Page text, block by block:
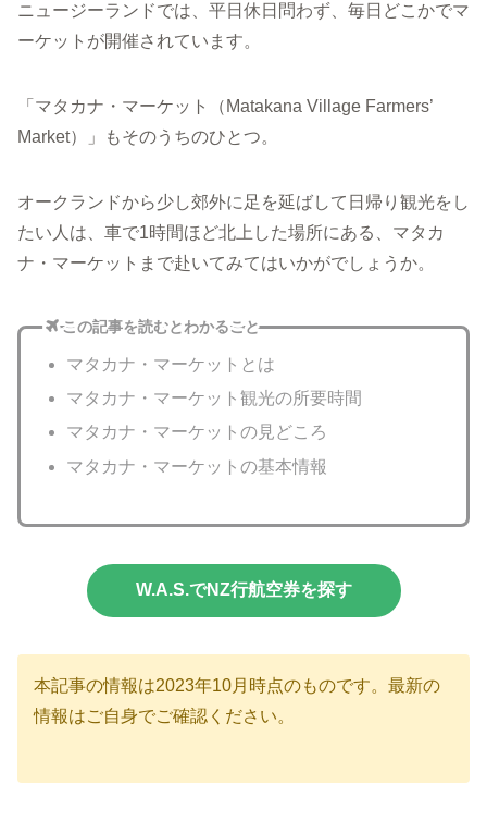
ニュージーランドでは、平日休日問わず、毎日どこかでマ
ーケットが開催されています。
「マタカナ・マーケット（Matakana Village Farmers’
Market）」もそのうちのひとつ。
オークランドから少し郊外に足を延ばして日帰り観光をし
たい人は、車で1時間ほど北上した場所にある、マタカ
ナ・マーケットまで赴いてみてはいかがでしょうか。
この記事を読むとわかること
マタカナ・マーケットとは
マタカナ・マーケット観光の所要時間
マタカナ・マーケットの見どころ
マタカナ・マーケットの基本情報
W.A.S.でNZ行航空券を探す
本記事の情報は2023年10月時点のものです。最新の
情報はご自身でご確認ください。